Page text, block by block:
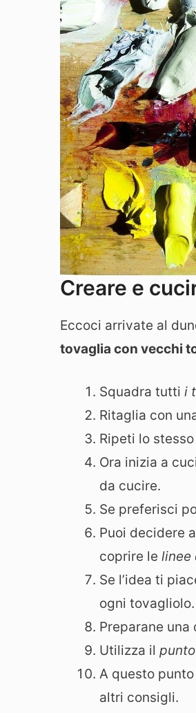
Creare e
Eccoci arrivate al
tovaglia con vecchi
Squadra tutti i
Ritaglia con
Ripeti lo
Ora inizia a
da cucire.
Se preferisci
Puoi decidere
coprire le linee
Se l’idea ti
ogni tovagliolo.
Preparane
Utilizza il
A questo
altri consigli.